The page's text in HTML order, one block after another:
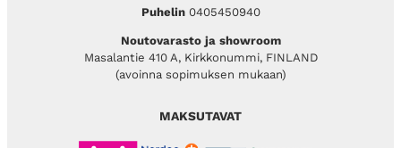
Puhelin 0405450940
Noutovarasto ja showroom
Masalantie 410 A, Kirkkonummi, FINLAND
(avoinna sopimuksen mukaan)
MAKSUTAVAT